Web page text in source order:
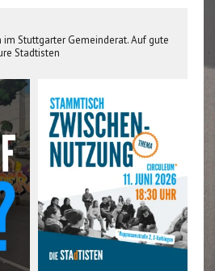
im Stuttgarter Gemeinderat. Auf gute
Stadtisten